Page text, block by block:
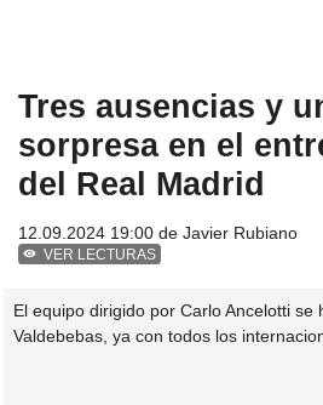
Tres ausencias y
sorpresa en el
del Real Madrid
12.09.2024 19:00 de Javier Rubiano
VER LECTURAS
El equipo dirigido por Carlo Ancelotti
Valdebebas, ya con todos los